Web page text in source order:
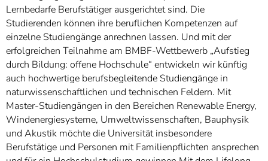
Lernbedarfe Berufstätiger ausgerichtet sind. Die
Studierenden können ihre beruflichen Kompetenzen auf
einzelne Studiengänge anrechnen lassen. Und mit der
erfolgreichen Teilnahme am BMBF-Wettbewerb „Aufstieg
durch Bildung: offene Hochschule“ entwickeln wir künftig
auch hochwertige berufsbegleitende Studiengänge in
naturwissenschaftlichen und technischen Feldern. Mit
Master-Studiengängen in den Bereichen Renewable Energy,
Windenergiesysteme, Umweltwissenschaften, Bauphysik
und Akustik möchte die Universität insbesondere
Berufstätige und Personen mit Familienpflichten ansprechen